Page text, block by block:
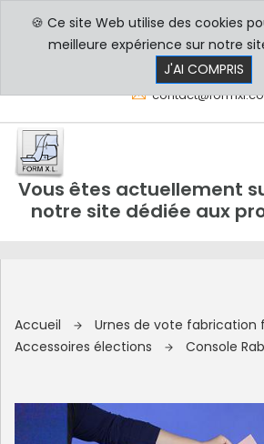
PROFESSIONNELS
Vous êtes actuellement
notre site dédiée aux
Accueil
Urnes de vote fabrication
Accessoires élections
Console
🍪 Ce site Web utilise des cookies
meilleure expérience sur notre
J'AI COMPRIS